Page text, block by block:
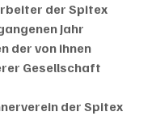
der Spitex
Jahr
der von ihnen
Gesellschaft
der Spitex